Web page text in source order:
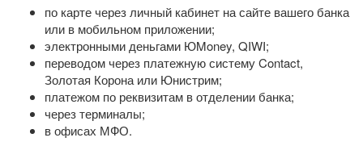
по карте через личный кабинет на сайте вашего банка
или в мобильном приложении;
электронными деньгами ЮMoney, QIWI;
переводом через платежную систему Contact,
Золотая Корона или Юнистрим;
платежом по реквизитам в отделении банка;
через терминалы;
в офисах МФО.